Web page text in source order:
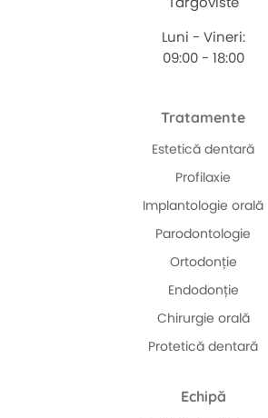
Luni - Vineri:
09:00 - 18:00
Tratamente
Estetică dentară
Profilaxie
Implantologie orală
Parodontologie
Ortodonție
Endodonție
Chirurgie orală
Protetică dentară
Echipă